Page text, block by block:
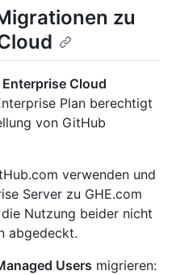
zu
Cloud
Plan berechtigt
von GitHub
verwenden und
Server zu GHE.com
Nutzung beider nicht
abgedeckt.
Users migrieren: